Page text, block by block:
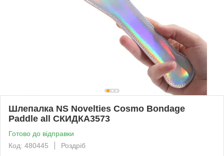
Шлепалка NS Novelties Cosmo Bondage
Paddle all СКИДКА3573
Готово до відправки
Код: 480445
Роздріб